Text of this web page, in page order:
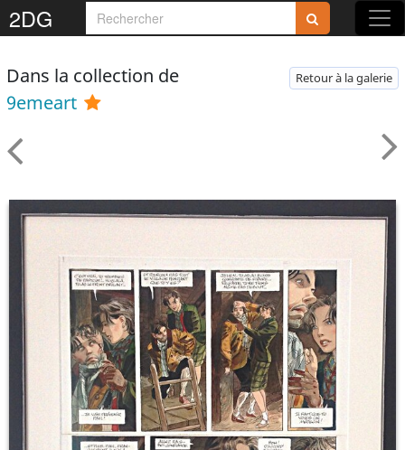
2DG
Dans la collection de
9emeart
Retour à la galerie